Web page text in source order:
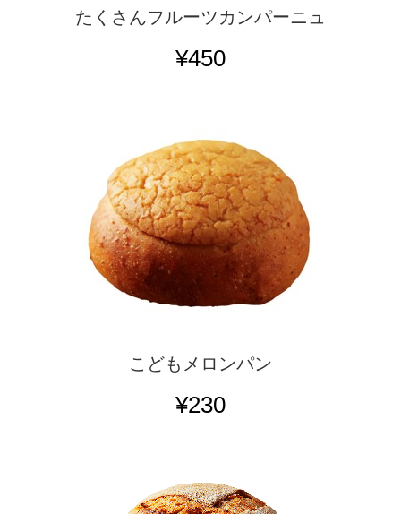
たくさんフルーツカンパーニュ
¥450
こどもメロンパン
¥230